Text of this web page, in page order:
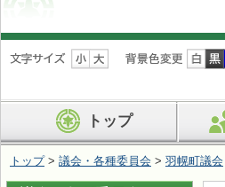
ナ
ビ
ン
を
トップ
トップ> 議会・各種委員会 > 羽幌町議会